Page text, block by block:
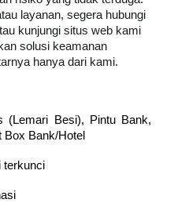
layanan, segera hubungi
kunjungi situs web kami
solusi keamanan
hanya dari kami.
(Lemari Besi), Pintu Bank,
Box Bank/Hotel
terkunci